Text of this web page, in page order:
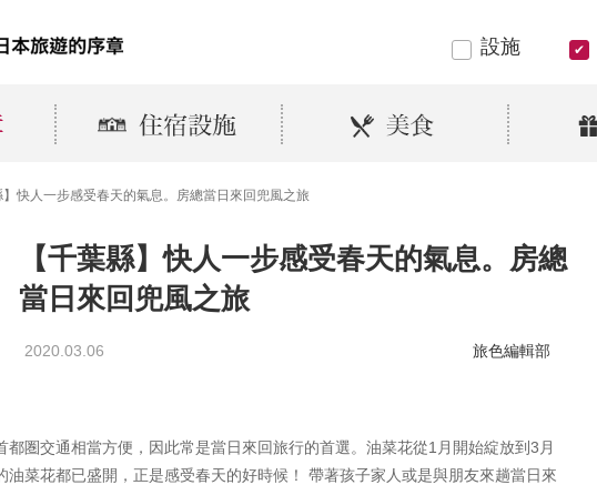
設施
】快人一步感受春天的氣息。房總當日來回兜風之旅
【千葉縣】快人一步感受春天的氣息。房總
當日來回兜風之旅
2020.03.06 旅色編輯部
都圏交通相當方便，因此常是當日來回旅行的首選。油菜花從1月開始綻放到3月
油菜花都已盛開，正是感受春天的好時候！ 帶著孩子家人或是與朋友來趟當日來